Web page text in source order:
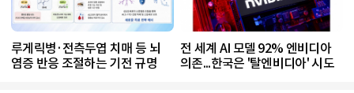
루게릭병·전측두엽 치매 등 뇌
염증 반응 조절하는 기전 규명
전 세계 AI 모델 92% 엔비디아
의존...한국은 '탈엔비디아' 시도